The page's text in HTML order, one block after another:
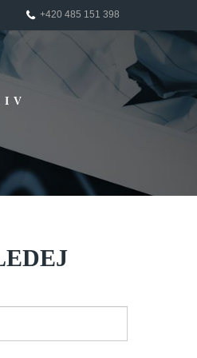
+420 485 151 398